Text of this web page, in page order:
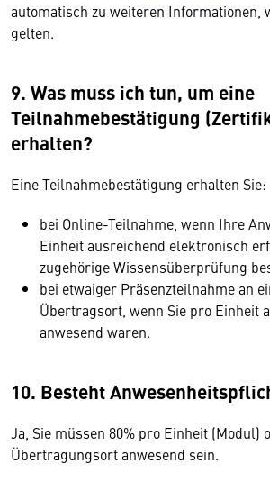
automatisch zu weiteren Informationen,
gelten.
9. Was muss ich tun, um eine
Teilnahmebestätigung
erhalten?
Eine Teilnahmebestätigung erhalten Sie:
bei Online-Teilnahme, wenn Ihre
Einheit ausreichend elektronisch
zugehörige Wissensüberprüfung
bei etwaiger Präsenzteilnahme an
Übertragsort, wenn Sie pro Einheit
anwesend waren.
10. Besteht
Ja, Sie müssen 80% pro Einheit (Modul)
Übertragungsort anwesend sein.